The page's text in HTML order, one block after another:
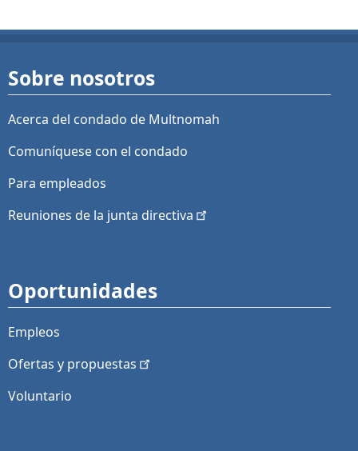
Sobre nosotros
Acerca del condado de Multnomah
Comuníquese con el condado
Para empleados
Reuniones de la junta directiva
Oportunidades
Empleos
Ofertas y propuestas
Voluntario